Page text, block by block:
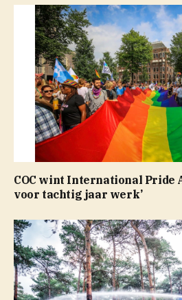
COC wint International Pride
voor tachtig jaar werk’